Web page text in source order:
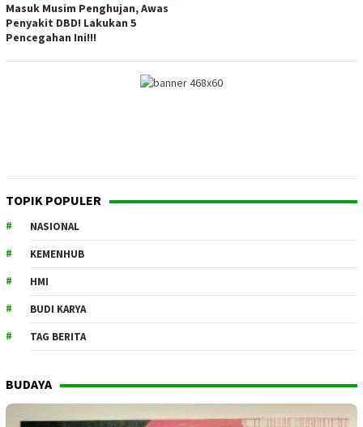
Masuk Musim Penghujan, Awas
Penyakit DBD! Lakukan 5
Pencegahan Ini!!!
TOPIK POPULER
NASIONAL
KEMENHUB
HMI
BUDI KARYA
TAG BERITA
BUDAYA